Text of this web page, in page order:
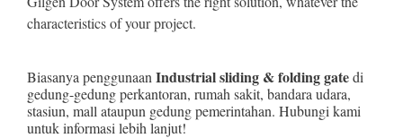
characteristics of your project.
Biasanya penggunaan Industrial sliding & folding gatedi
gedung-gedung perkantoran, rumah sakit, bandara udara,
stasiun, mall ataupun gedung pemerintahan. Hubungi kami
untuk informasi lebih lanjut!